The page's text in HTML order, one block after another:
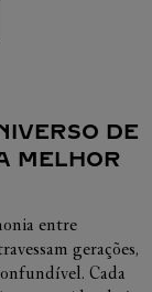
DE
MELHOR
entre
gerações,
Cada